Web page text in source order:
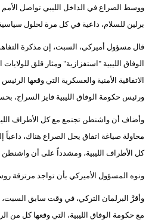
ووسط الصراع في الداخل الليبي تواصل الأمم
برلين للسلام، داعية في كل مرة لحلول
قال مسؤول أميركي، السبت، إن مذكرة
الوفاق الليبية "استفزازية" ومثار قلق
الاتفاقية الأمنية والعسكرية التي وقعها
ورئيس حكومة الوفاق الليبية فايز السراج،
وأضاف أن واشنطن تجتمع مع كل الأطراف
محاولة صياغة اتفاق يحل الصراع هناك،
كل الأطراف الليبية، ومشدداً على أن واشنطن
ونوه المسؤول الأميركي بأن تواجد مرتزقة
وأقرَّ البرلمان التركي، في وقت سابق السبت،
مع حكومة الوفاق الليبية، التي وقعها كل